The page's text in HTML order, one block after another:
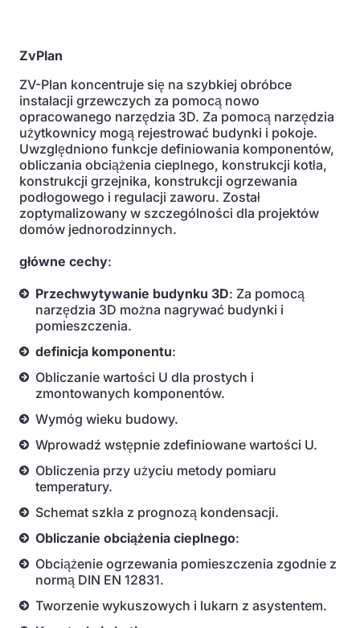
ZvPlan
ZV-Plan koncentruje się na szybkiej obróbce
instalacji grzewczych za pomocą nowo
opracowanego narzędzia 3D. Za pomocą narzędzia
użytkownicy mogą rejestrować budynki i pokoje.
Uwzględniono funkcje definiowania komponentów,
obliczania obciążenia cieplnego, konstrukcji kotła,
konstrukcji grzejnika, konstrukcji ogrzewania
podłogowego i regulacji zaworu. Został
zoptymalizowany w szczególności dla projektów
domów jednorodzinnych.
główne cechy:
Przechwytywanie budynku 3D: Za pomocą
narzędzia 3D można nagrywać budynki i
pomieszczenia.
definicja komponentu:
Obliczanie wartości U dla prostych i
zmontowanych komponentów.
Wymóg wieku budowy.
Wprowadź wstępnie zdefiniowane wartości U.
Obliczenia przy użyciu metody pomiaru
temperatury.
Schemat szkła z prognozą kondensacji.
Obliczanie obciążenia cieplnego:
Obciążenie ogrzewania pomieszczenia zgodnie z
normą DIN EN 12831.
Tworzenie wykuszowych i lukarn z asystentem.